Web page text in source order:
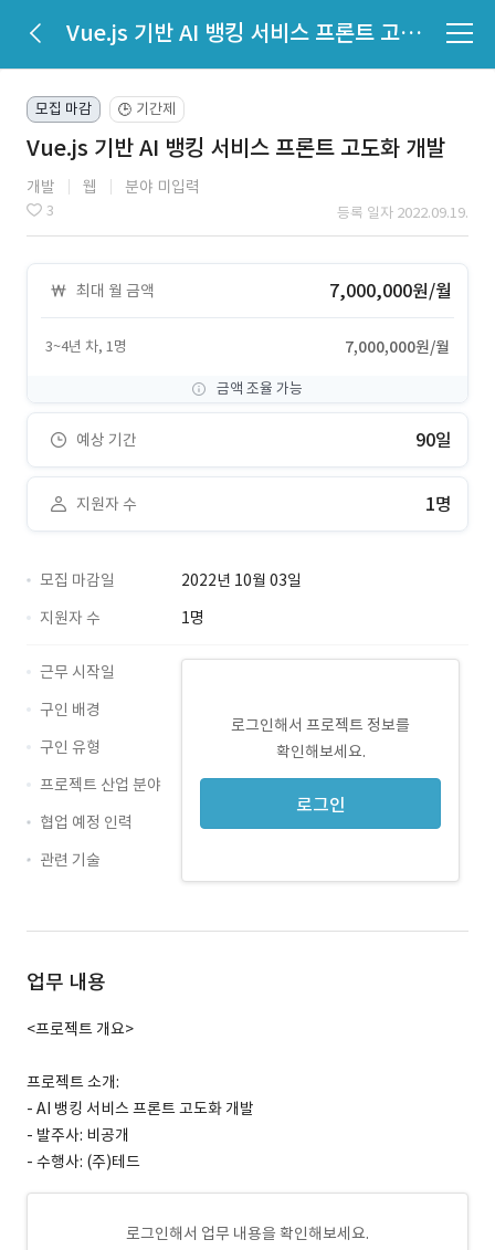
Vue.js 기반 AI 뱅킹 서비스 프론트 고도화 개발
모집 마감 🕒 기간제
Vue.js 기반 AI 뱅킹 서비스 프론트 고도화 개발
개발 웹 분야 미입력
3 등록 일자 2022.09.19.
최대 월 금액 7,000,000원/월
3~4년 차, 1명 7,000,000원/월
금액 조율 가능
예상 기간 90일
지원자 수 1명
모집 마감일
2022년 10월 03일
지원자 수
1명
로그인해서 프로젝트 정보를
확인해보세요.
로그인
근무 시작일
구인 배경
구인 유형
프로젝트 산업 분야
협업 예정 인력
관련 기술
업무 내용
<프로젝트 개요>
프로젝트 소개:
- AI 뱅킹 서비스 프론트 고도화 개발
- 발주사: 비공개
- 수행사: (주)테드
로그인해서 업무 내용을 확인해보세요.